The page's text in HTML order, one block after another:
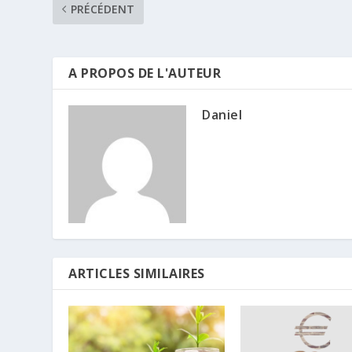
PRÉCÉDENT
A PROPOS DE L'AUTEUR
Daniel
ARTICLES SIMILAIRES